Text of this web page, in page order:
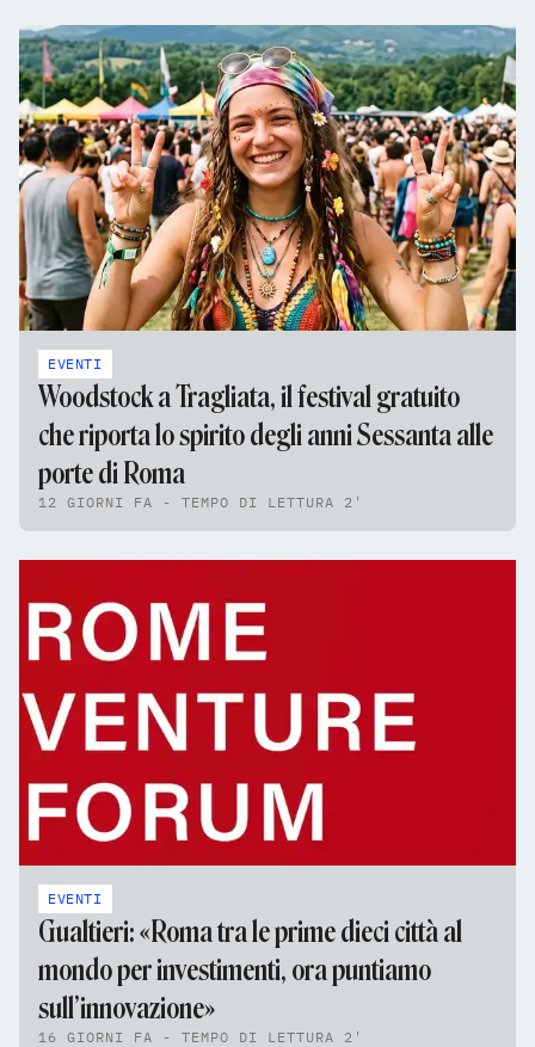
EVENTI
Woodstock a Tragliata, il festival gratuito
che riporta lo spirito degli anni Sessanta alle
porte di Roma
12 GIORNI FA - TEMPO DI LETTURA 2'
EVENTI
Gualtieri: «Roma tra le prime dieci città al
mondo per investimenti, ora puntiamo
sull’innovazione»
16 GIORNI FA - TEMPO DI LETTURA 2'